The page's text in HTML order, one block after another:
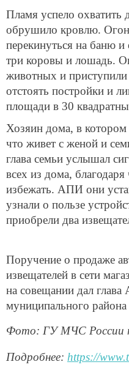
Пламя успело
обрушило кровлю.
перекинуться на баню и
три коровы и лошадь.
животных и
отстоять постройки и
площади в 30
Хозяин дома, в котором
что живет с женой и
глава семьи услышал
всех из дома,
избежать. АПИ они
узнали о пользе
приобрели два
Поручение о продаже
извещателей в сети
на совещании дал глава
муниципального
Фото: ГУ МЧС России
Подробнее: https://